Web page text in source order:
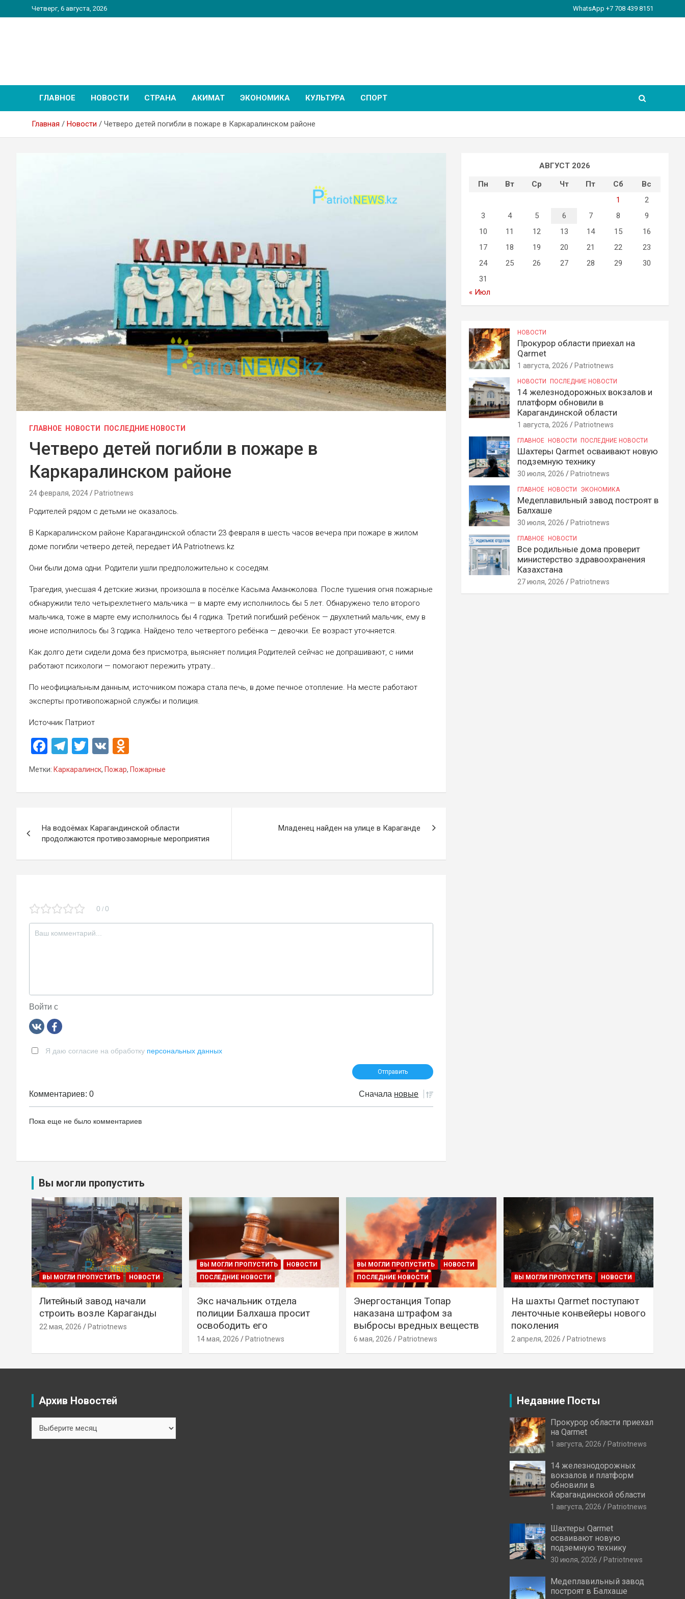
к
Четверг, 6 августа, 2026 WhatsApp +7 708 439 8151
ГЛАВНОЕ НОВОСТИ СТРАНА АКИМАТ ЭКОНОМИКА КУЛЬТУРА СПОРТ
Главная Новости Четверо детей погибли в пожаре в Каркаралинском районе
ГЛАВНОЕ НОВОСТИ ПОСЛЕДНИЕ НОВОСТИ
Четверо детей погибли в пожаре в
Каркаралинском районе
24 февраля, 2024 Patriotnews
Родителей рядом с детьми не оказалось.
В Каркаралинском районе Карагандинской области 23 февраля в шесть часов вечера при пожаре в жилом
доме погибли четверо детей, передает ИА Patriotnews.kz
Они были дома одни. Родители ушли предположительно к соседям.
Трагедия, унесшая 4 детские жизни, произошла в посёлке Касыма Аманжолова. После тушения огня пожарные
обнаружили тело четырехлетнего мальчика — в марте ему исполнилось бы 5 лет. Обнаружено тело второго
мальчика, тоже в марте ему исполнилось бы 4 годика. Третий погибший ребёнок — двухлетний мальчик, ему в
июне исполнилось бы 3 годика. Найдено тело четвертого ребёнка — девочки. Ее возраст уточняется.
Как долго дети сидели дома без присмотра, выясняет полиция.Родителей сейчас не допрашивают, с ними
работают психологи — помогают пережить утрату…
По неофициальным данным, источником пожара стала печь, в доме печное отопление. На месте работают
эксперты противопожарной службы и полиция.
Источник Патриот
F
a
ce
b
o
k
T
e
gr
m
T
tt
er
V
d
n
o
a
ss
ni
Метки: Каркаралинск, Пожар, Пожарные
по
записям
На водоёмах Карагандинской области
продолжаются противозаморные мероприятия
Младенец найден на улице в Караганде
0 / 0
Войти с
Я даю согласие на обработку персональных данных
Комментариев: 0 Сначала новые
Пока еще не было комментариев
АВГУСТ 2026
Пн
Вт Ср Чт Пт Сб
Вс
1
2
3
4 5 6 7 8
9
10
11 12 13 14 15
16
17
18 19 20 21 22
23
24
25 26 27 28 29
30
31
« Июл
НОВОСТИ
Прокурор области приехал на
Qarmet
1 августа, 2026 Patriotnews
НОВОСТИ ПОСЛЕДНИЕ НОВОСТИ
14 железнодорожных вокзалов и
платформ обновили в
Карагандинской области
1 августа, 2026 Patriotnews
ГЛАВНОЕ НОВОСТИ ПОСЛЕДНИЕ НОВОСТИ
Шахтеры Qarmet осваивают новую
подземную технику
30 июля, 2026 Patriotnews
ГЛАВНОЕ НОВОСТИ ЭКОНОМИКА
Медеплавильный завод построят в
Балхаше
30 июля, 2026 Patriotnews
ГЛАВНОЕ НОВОСТИ
Все родильные дома проверит
министерство здравоохранения
Казахстана
27 июля, 2026 Patriotnews
Вы могли пропустить
ВЫ МОГЛИ ПРОПУСТИТЬ НОВОСТИ
Литейный завод начали
строить возле Караганды
22 мая, 2026 Patriotnews
ВЫ МОГЛИ ПРОПУСТИТЬ
НОВОСТИ
ПОСЛЕДНИЕ НОВОСТИ
Экс начальник отдела
полиции Балхаша просит
освободить его
14 мая, 2026 Patriotnews
ВЫ МОГЛИ ПРОПУСТИТЬ
НОВОСТИ
ПОСЛЕДНИЕ НОВОСТИ
Энергостанция Топар
наказана штрафом за
выбросы вредных веществ
6 мая, 2026 Patriotnews
ВЫ МОГЛИ ПРОПУСТИТЬ НОВОСТИ
На шахты Qarmet поступают
ленточные конвейеры нового
поколения
2 апреля, 2026 Patriotnews
Архив Новостей
Новостей
Недавние Посты
Прокурор области приехал
на Qarmet
1 августа, 2026 Patriotnews
14 железнодорожных
вокзалов и платформ
обновили в
Карагандинской области
1 августа, 2026 Patriotnews
Шахтеры Qarmet
осваивают новую
подземную технику
30 июля, 2026 Patriotnews
Медеплавильный завод
построят в Балхаше